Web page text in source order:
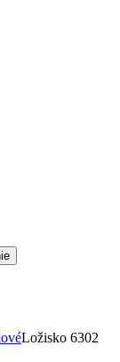
Ložisko 6302